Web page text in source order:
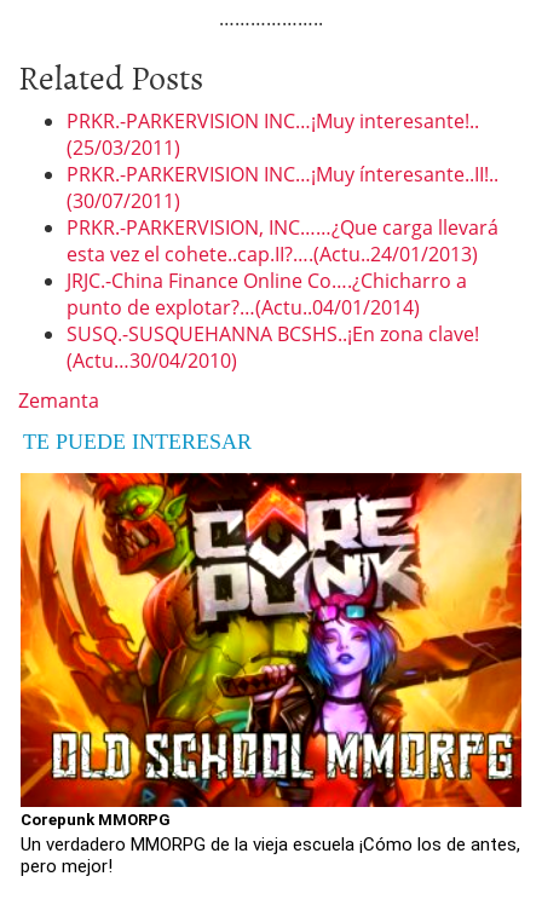
………………..
Related Posts
PRKR.-PARKERVISION INC…¡Muy interesante!..
(25/03/2011)
PRKR.-PARKERVISION INC…¡Muy ínteresante..II!..
(30/07/2011)
PRKR.-PARKERVISION, INC……¿Que carga llevará
esta vez el cohete..cap.II?….(Actu..24/01/2013)
JRJC.-China Finance Online Co….¿Chicharro a
punto de explotar?…(Actu..04/01/2014)
SUSQ.-SUSQUEHANNA BCSHS..¡En zona clave!
(Actu…30/04/2010)
Zemanta
TE PUEDE INTERESAR
Corepunk MMORPG
Un verdadero MMORPG de la vieja escuela ¡Cómo los de antes,
pero mejor!